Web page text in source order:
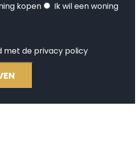
kopen
Ik wil een woning
met de privacy policy